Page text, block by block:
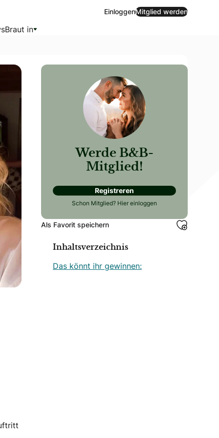
EinloggenMitglied werden
Braut in
Effekt? Dann ist das eure Chance!
Werde B&B-
Mitglied!
Registreren
Schon Mitglied? Hier einloggen
Als Favorit speichern
Inhaltsverzeichnis
Das könnt ihr gewinnen: